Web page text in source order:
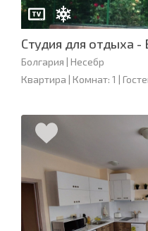
Студия для отдыха -
Болгария | Несебр
Квартира | Комнат: 1 |